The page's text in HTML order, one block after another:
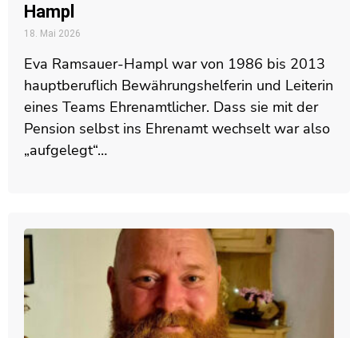
Hampl
18. Mai 2026
Eva Ramsauer-Hampl war von 1986 bis 2013
hauptberuflich Bewährungshelferin und Leiterin
eines Teams Ehrenamtlicher. Dass sie mit der
Pension selbst ins Ehrenamt wechselt war also
„aufgelegt“…